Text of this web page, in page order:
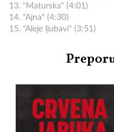
13. "Maturska" (4:01)
14. "Ajna" (4:30)
15. "Aleje ljubavi" (3:51)